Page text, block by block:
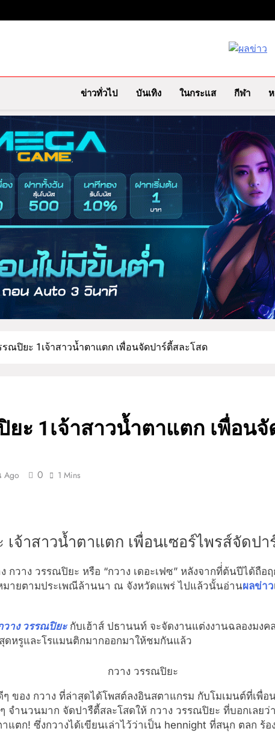
ผล
ข่าววันนี้
ข่าวทั่วไป บันเทิง ในกระแส กีฬา
รณปิยะ 1เจ้าสาวน้ำตาแตก เพื่อนจัดปาร์ตี้สละโสด
ยะ 1เจ้าสาวน้ำตาแตก เพื่อน
Ago 0 1 Mins
เจ้าสาวน้ำตาแตก เพื่อนเซอร์ไพรส์จัดป
กวาง วรรณปิยะ หรือ “กวาง เดอะเฟซ” หลังจากที่่ต้นปีได้ถื
มายตามประเพณีล้านนา ณ จังหวัดแพร่ ไปแล้วนั้นอ่านผลข่าว
วาง วรรณปิยะ กับเฮ้าส์ ปธานนท์ จะจัดงานแต่งงานฉลองมง
ดหรูและโรแมนติกมากออกมาให้ชมกันแล้ว
ๆ ของ กวาง ที่ล่าสุดได้โพสต์ลงอินสตาแกรม กับโมเมนต์ที่เพื่อ
จำนวนมาก จัดปารืตี้สละโสดให้ กวาง วรรณปิยะ ที่บอกเลยว่
แตก! ซึ่งกวางได้เขียนเล่าไว้ว่าเป็น hennight ที่สนุก ตลก ร้อ